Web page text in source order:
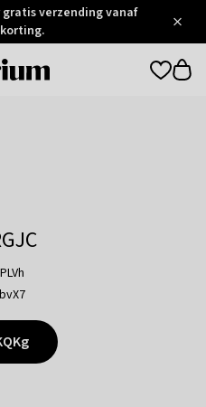
gratis verzending vanaf
korting.
Otrium